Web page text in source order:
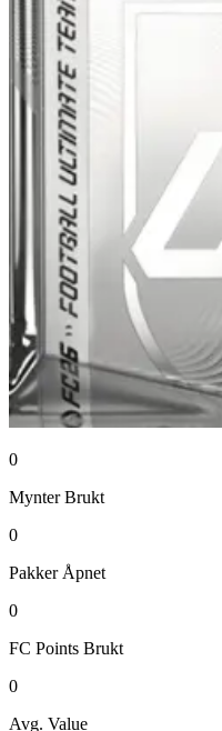
0
Mynter Brukt
0
Pakker Åpnet
0
FC Points Brukt
0
Avg. Value